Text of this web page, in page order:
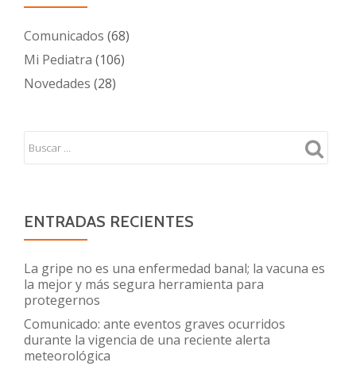
Comunicados (68)
Mi Pediatra (106)
Novedades (28)
ENTRADAS RECIENTES
La gripe no es una enfermedad banal; la vacuna es
la mejor y más segura herramienta para
protegernos
Comunicado: ante eventos graves ocurridos
durante la vigencia de una reciente alerta
meteorológica